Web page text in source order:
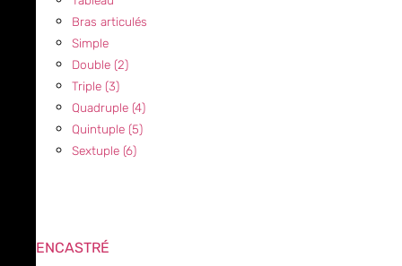
Bras articulés
Simple
Double (2)
Triple (3)
Quadruple (4)
Quintuple (5)
Sextuple (6)
ENCASTRÉ